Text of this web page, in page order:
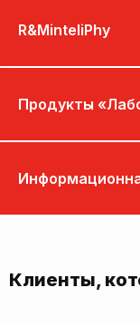
R&MinteliPhy
Клиенты,